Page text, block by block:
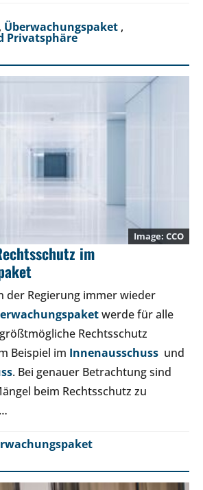
, Überwachungspaket ,
Privatsphäre
CCO
im
der Regierung immer wieder
werde für alle
Rechtsschutz
Beispiel im Innenausschuss und
. Bei genauer Betrachtung sind
beim Rechtsschutz zu